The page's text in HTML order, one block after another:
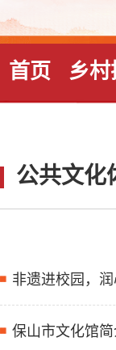
首页 乡
公共文化
非遗进校园，
保山市文化馆